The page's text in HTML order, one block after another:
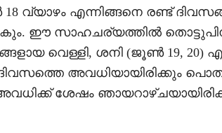
എന്നിങ്ങനെ രണ്ട്
ഈ സാഹചര്യത്തിൽ
വെള്ളി, ശനി (ജൂൺ 19, 20)
അവധിയായിരിക്കും
ശേഷം